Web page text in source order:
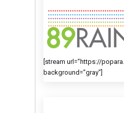
[stream url=”https://
background=”gray”]